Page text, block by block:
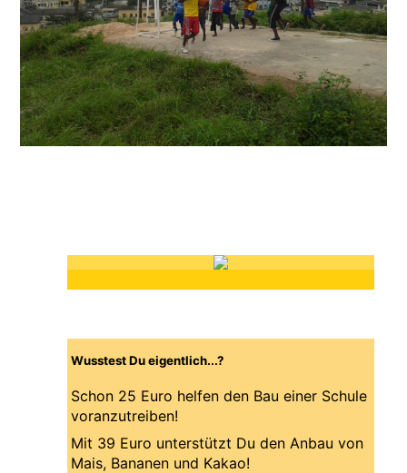
Wusstest Du eigentlich...?
Schon 25 Euro helfen den Bau einer Schule
voranzutreiben!
Mit 39 Euro unterstützt Du den Anbau von
Mais, Bananen und Kakao!